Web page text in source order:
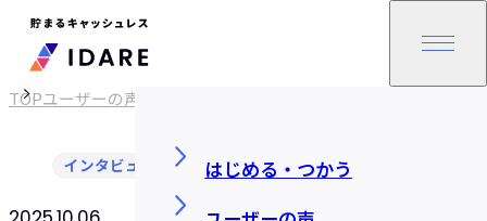
はじめる・つかう
TOPユーザーの声
インタビュー